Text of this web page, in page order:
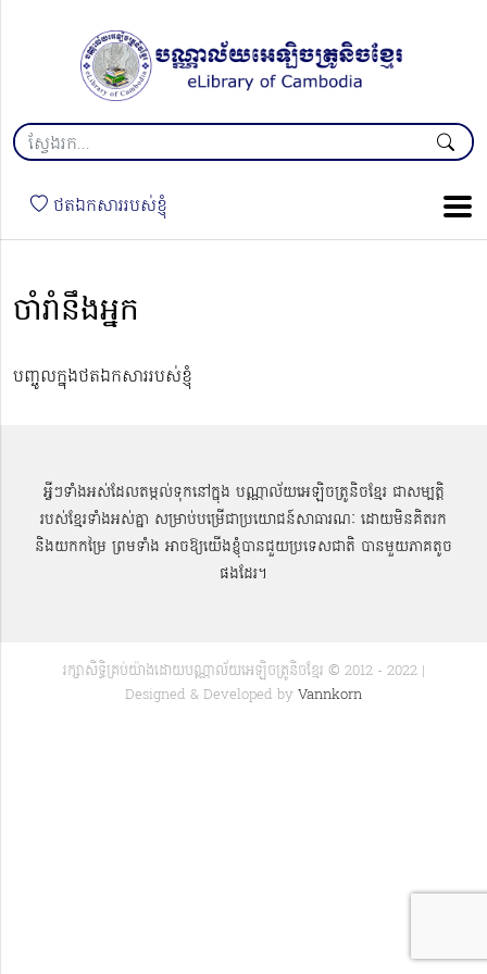
ថតឯកសាររបស់ខ្ញុំ
ចាំរាំនឹងអ្នក
បញ្ចូលក្នុងថតឯកសាររបស់ខ្ញុំ
អ្វីៗទាំងអស់ដែលតម្កល់ទុកនៅក្នុង បណ្ណាល័យអេឡិចត្រូនិចខ្មែរ ជាសម្បតិ្ត
របស់ខ្មែរទាំងអស់គ្នា សម្រាប់បម្រើជាប្រយោជន៍សាធារណៈ ដោយមិនគិតរក
និងយកកម្រៃ ព្រមទាំង អាចឱ្យយើងខ្ញុំបានជួយប្រទេសជាតិ បានមួយភាគតូច
ផងដែរ។
រក្សាសិទ្ធិគ្រប់យ៉ាងដោយបណ្ណាល័យអេឡិចត្រូនិចខ្មែរ © 2012 - 2022 |
Designed & Developed by Vannkorn